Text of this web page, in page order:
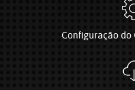
Configuração do